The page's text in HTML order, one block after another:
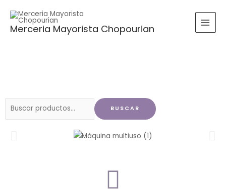
contenido
Merceria Mayorista Chopourian
Buscar
BUSCAR